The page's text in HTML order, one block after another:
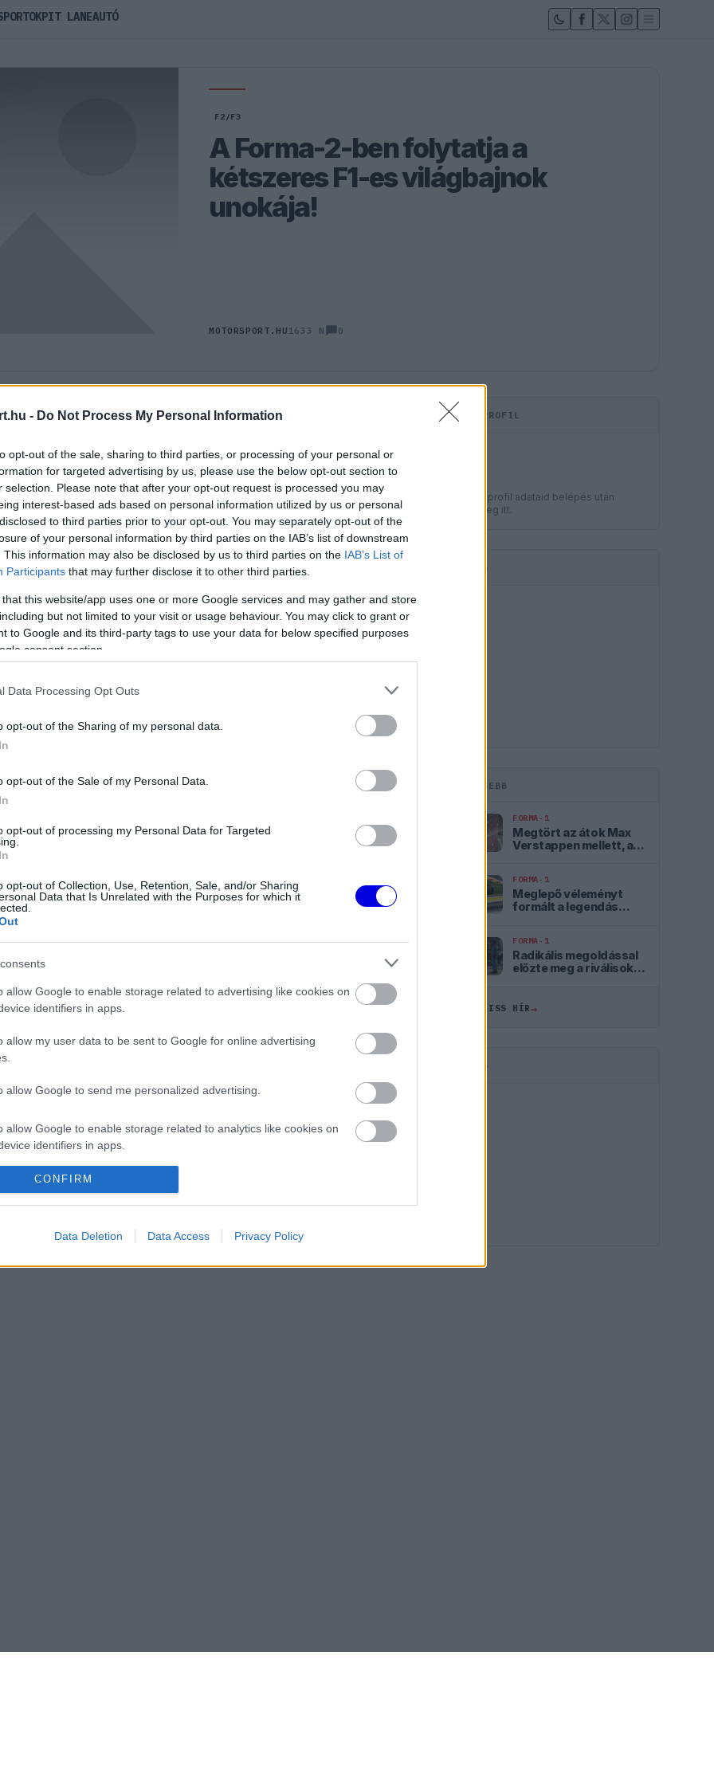
- Do Not Process My Personal Information
opt-out of the sale, sharing to third parties, or processing of your personal or
for targeted advertising by us, please use the below opt-out section to
selection. Please note that after your opt-out request is processed you may
interest-based ads based on personal information utilized by us or personal
to third parties prior to your opt-out. You may separately opt-out of the
of your personal information by third parties on the IAB’s list of downstream
This information may also be disclosed by us to third parties on the IAB’s List of
Participants that may further disclose it to other third parties.
that this website/app uses one or more Google services and may gather and store
but not limited to your visit or usage behaviour. You may click to grant or
to Google and its third-party tags to use your data for below specified purposes
consent section.
Data Processing Opt Outs
opt-out of the Sharing of my personal data.
opt-out of the Sale of my Personal Data.
opt-out of processing my Personal Data for Targeted
opt-out of Collection, Use, Retention, Sale, and/or Sharing
Data that Is Unrelated with the Purposes for which it
allow Google to enable storage related to advertising like cookies on
identifiers in apps.
allow my user data to be sent to Google for online advertising
allow Google to send me personalized advertising.
allow Google to enable storage related to analytics like cookies on
identifiers in apps.
allow Google to enable storage related to functionality of the website
allow Google to enable storage related to personalization.
allow Google to enable storage related to security, including
CONFIRM
Data Deletion Data Access Privacy Policy
F2/F3
A Forma-2-ben folytatja a
kétszeres F1-es világbajnok
unokája!
MOTORSPORT.HU 1633 N 0
Rendezés:
mail alapú rendszerre.
is.
F1-es bajnoki párharcról Antonelli 11:20
az Aston Martin
előtt
09:35
Leclerc helyett? 09:04
KOMMENTPROFIL
A kommentprofil adataid belépés után
jelennek meg itt.
HIRDETÉS
LEGFRISSEBB
FORMA-1
Megtört az átok Max
Verstappen mellett, a
FORMA-1
Meglepő véleményt
formált a legendás
FORMA-1
Radikális megoldással
előzte meg a riválisokat
ÖSSZES FRISS HÍR→
HIRDETÉS
PIT LANEAUTÓ